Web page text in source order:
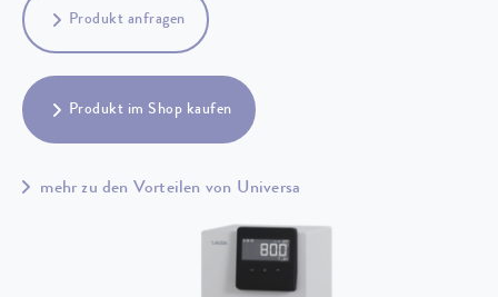
Produkt anfragen
Produkt im Shop kaufen
mehr zu den Vorteilen von Universa